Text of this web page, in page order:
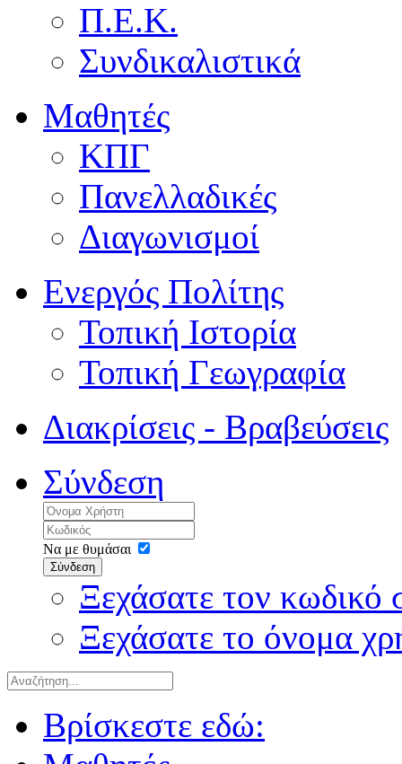
Π.Ε.Κ.
Συνδικαλιστικά
Μαθητές
ΚΠΓ
Πανελλαδικές
Διαγωνισμοί
Ενεργός Πολίτης
Τοπική Ιστορία
Τοπική Γεωγραφία
Διακρίσεις - Βραβεύσεις
Σύνδεση
Να με θυμάσαι
Σύνδεση
Ξεχάσατε τον κωδικό
Ξεχάσατε το όνομα
Βρίσκεστε εδώ: